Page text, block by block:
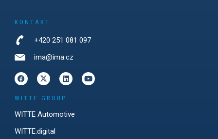
KONTAKT
+420 251 081 097
ima@ima.cz
WITTE GROUP
WITTE Automotive
WITTE:digital